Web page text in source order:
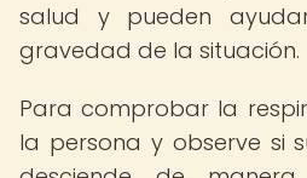
salud y pueden
gravedad de la situación.
Para comprobar la
la persona y observe si